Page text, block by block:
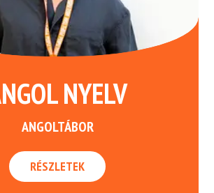
NYELV
ANGOLTÁBOR
RÉSZLETEK